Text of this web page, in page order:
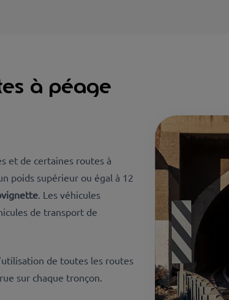
à péage
et de certaines routes à
poids supérieur ou égal à 12
. Les véhicules
de transport de
de toutes les routes
sur chaque tronçon.